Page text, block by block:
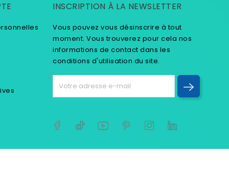
INSCRIPTION À LA NEWSLETTER
Vous pouvez vous désinscrire à tout
moment. Vous trouverez pour cela nos
informations de contact dans les
conditions d'utilisation du site.